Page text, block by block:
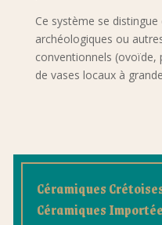
Ce système se
archéologiques ou
conventionnels
de vases locaux à
Céramiques
Céramiques